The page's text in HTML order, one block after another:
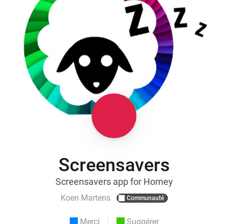
Screensavers
Screensavers app for Homey
Koen Martens Communauté
Merci Suggérer